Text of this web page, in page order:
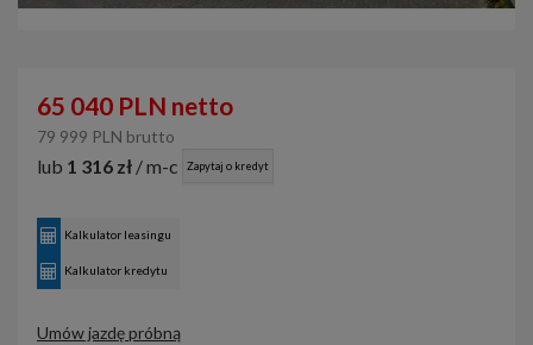
65 040 PLN netto
79 999 PLN brutto
lub 1 316 zł / m-c Zapytaj o kredyt
Kalkulator leasingu
Kalkulator kredytu
Umów jazdę próbną